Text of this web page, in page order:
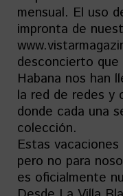
mensual. El uso
impronta de
desconcierto
Habana nos han
la red de redes y
donde cada una
colección.
Estas
pero no para
es oficialmente